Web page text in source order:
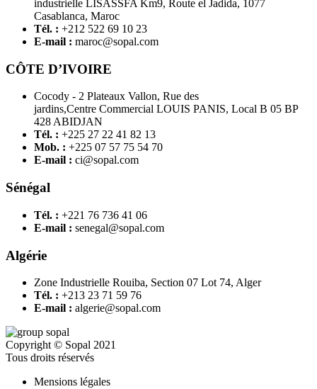
industrielle LISASSFA Km9, Route el Jadida, 1077
Casablanca, Maroc
Tél. : +212 522 69 10 23
E-mail : maroc@sopal.com
CÔTE D’IVOIRE
Cocody - 2 Plateaux Vallon, Rue des
jardins,Centre Commercial LOUIS PANIS, Local B 05 BP
428 ABIDJAN
Tél. : +225 27 22 41 82 13
Mob. : +225 07 57 75 54 70
E-mail : ci@sopal.com
Sénégal
Tél. : +221 76 736 41 06
E-mail : senegal@sopal.com
Algérie
Zone Industrielle Rouiba, Section 07 Lot 74, Alger
Tél. : +213 23 71 59 76
E-mail : algerie@sopal.com
Copyright © Sopal 2021
Tous droits réservés
Mensions légales